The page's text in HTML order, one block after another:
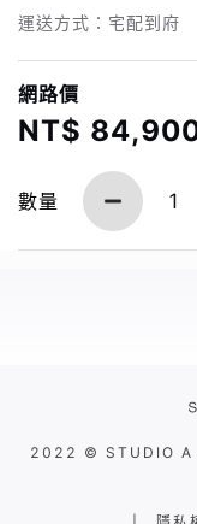
運送方式：宅配到府
網路價
NT$
數量 1
2022 © STUDIO A